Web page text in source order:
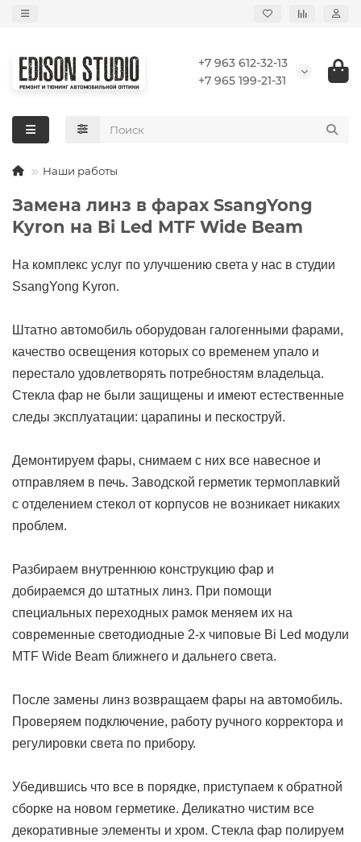
+7 963 612-32-13
+7 965 199-21-31
Наши работы
Замена линз в фарах SsangYong
Kyron на Bi Led MTF Wide Beam
На комплекс услуг по улучшению света у нас в студии
SsangYong Kyron.
Штатно автомобиль оборудован галогенными фарами,
качество освещения которых со временем упало и
перестало удовлетворять потребностям владельца.
Cтекла фар не были защищены и имеют естественные
следы эксплуатации: царапины и пескоструй.
Демонтируем фары, снимаем с них все навесное и
отправляем в печь. Заводской герметик термоплавкий
с отделением стекол от корпусов не возникает никаких
проблем.
Разбираем внутреннюю конструкцию фар и
добираемся до штатных линз. При помощи
специальных переходных рамок меняем их на
современные светодиодные 2-х чиповые Bi Led модули
MTF Wide Beam ближнего и дальнего света.
После замены линз возвращаем фары на автомобиль.
Проверяем подключение, работу ручного корректора и
регулировки света по прибору.
Убедившись что все в порядке, приступаем к обратной
сборке на новом герметике. Деликатно чистим все
декоративные элементы и хром. Стекла фар полируем